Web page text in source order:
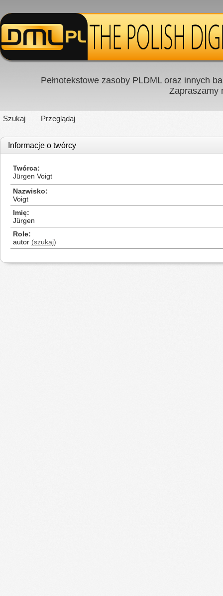
Pełnotekstowe zasoby PLDML oraz innych
Zapraszamy
Szukaj Przeglądaj
Informacje o twórcy
Twórca
Jürgen Voigt
Nazwisko
Voigt
Imię
Jürgen
Role
autor (szukaj)